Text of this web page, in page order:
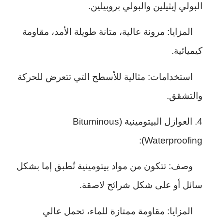
البولي إيثيلين والبولي بروبيلين.
المزايا: مرونة عالية، متانة طويلة الأمد، مقاومة
كيميائية.
استخدامات: مثالية للأسطح التي تتعرض للحركة
والتشقق.
4. العوازل البيتومينية (Bituminous
Waterproofing):
وصف: تتكون من مواد بيتومينية تُطبق إما بشكل
سائل أو على شكل شرائح لاصقة.
المزايا: مقاومة ممتازة للماء، تحمل عالي